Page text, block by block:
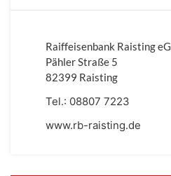
Raiffeisenbank Raisting eG
Pähler Straße 5
82399 Raisting
Tel.: 08807 7223
www.rb-raisting.de